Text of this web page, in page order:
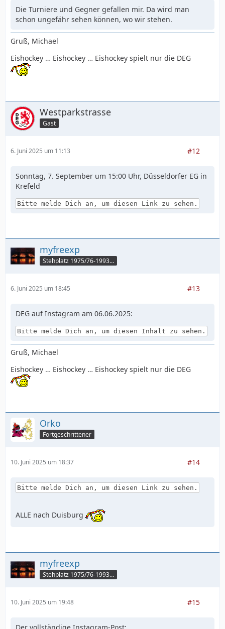
Die Turniere und Gegner gefallen mir. Da wird man
schon ungefähr sehen können, wo wir stehen.
Gruß, Michael
Eishockey … Eishockey … Eishockey spielt nur die DEG
Westparkstrasse
Gast
6. Juni 2025 um 11:13 #12
Sonntag, 7. September um 15:00 Uhr, Düsseldorfer EG in
Krefeld
Bitte melde Dich an, um diesen Link zu sehen.
myfreexp
Stehplatz 1975/76-1993/94
6. Juni 2025 um 18:45 #13
DEG auf Instagram am 06.06.2025:
Bitte melde Dich an, um diesen Inhalt zu sehen.
Gruß, Michael
Eishockey … Eishockey … Eishockey spielt nur die DEG
Orko
Fortgeschrittener
10. Juni 2025 um 18:37 #14
Bitte melde Dich an, um diesen Link zu sehen.
ALLE nach Duisburg
myfreexp
Stehplatz 1975/76-1993/94
10. Juni 2025 um 19:48 #15